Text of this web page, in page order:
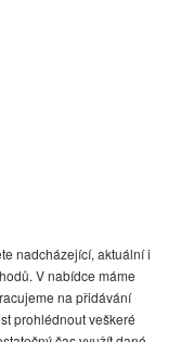
nadcházející, aktuální i
V nabídce máme
na přidávání
prohlédnout veškeré